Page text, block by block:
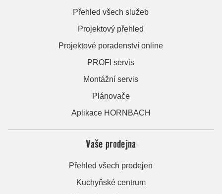
Přehled všech služeb
Projektový přehled
Projektové poradenství online
PROFI servis
Montážní servis
Plánovače
Aplikace HORNBACH
Vaše prodejna
Přehled všech prodejen
Kuchyňské centrum